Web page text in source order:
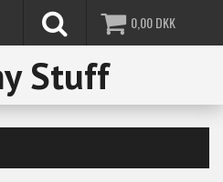
0,00DKK
Stuff